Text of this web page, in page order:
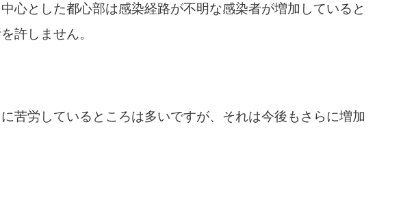
心とした都心部は感染経路が不明な感染者が増加していると
許しません。
苦労しているところは多いですが、それは今後もさらに増加